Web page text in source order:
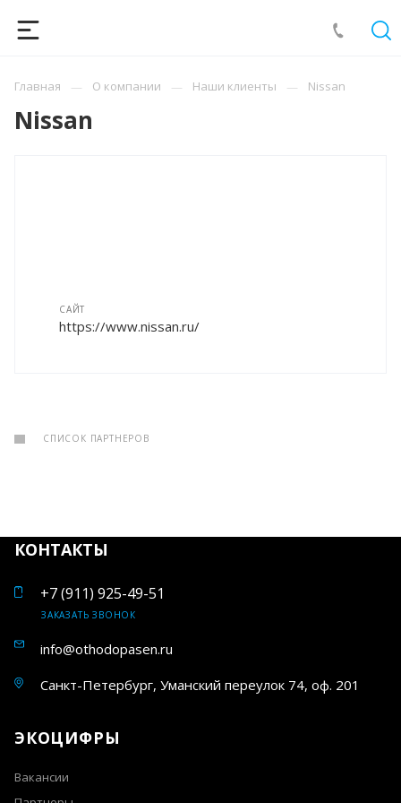
Главная О компании Наши клиенты Nissan
Nissan
САЙТ
https://www.nissan.ru/
СПИСОК ПАРТНЕРОВ
КОНТАКТЫ
+7 (911) 925-49-51
ЗАКАЗАТЬ ЗВОНОК
info@othodopasen.ru
Санкт-Петербург, Уманский переулок 74, оф. 201
ЭКОЦИФРЫ
Вакансии